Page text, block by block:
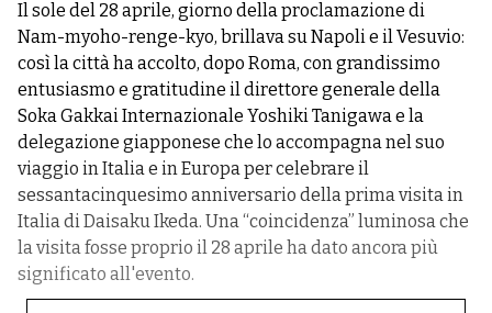
Il sole del 28 aprile, giorno della proclamazione di
Nam-myoho-renge-kyo, brillava su Napoli e il Vesuvio:
così la città ha accolto, dopo Roma, con grandissimo
entusiasmo e gratitudine il direttore generale della
Soka Gakkai Internazionale Yoshiki Tanigawa e la
delegazione giapponese che lo accompagna nel suo
viaggio in Italia e in Europa per celebrare il
sessantacinquesimo anniversario della prima visita in
Italia di Daisaku Ikeda. Una “coincidenza” luminosa che
la visita fosse proprio il 28 aprile ha dato ancora più
significato all'evento.